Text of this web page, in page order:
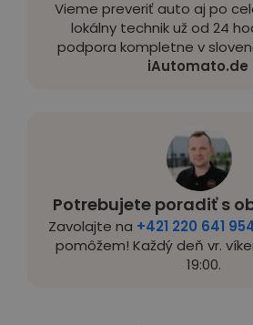
Potrebujete poradiť s
Zavolajte na +421 220 641
pomôžem! Každý deň vr.
19:00.
Vieme preveriť auto aj po
lokálny technik už od 24
podpora kompletne v
iAutomato.de